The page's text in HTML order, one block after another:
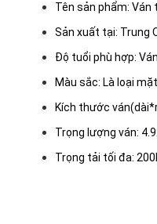
Tên sản phẩm: Ván
Sản xuất tại: Trung
Độ tuổi phù hợp:
Màu sắc: Là loại
Kích thước
Trọng lượng ván:
Trọng tải tối đa: